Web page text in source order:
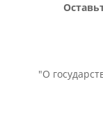
"О